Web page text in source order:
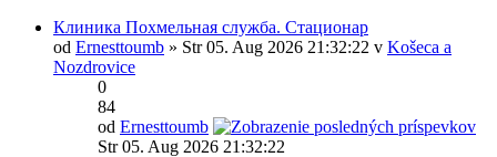
Клиника Похмельная служба. Стационар
od Ernesttoumb » Str 05. Aug 2026 21:32:22 v Košeca a
Nozdrovice
0
84
od Ernesttoumb
Str 05. Aug 2026 21:32:22